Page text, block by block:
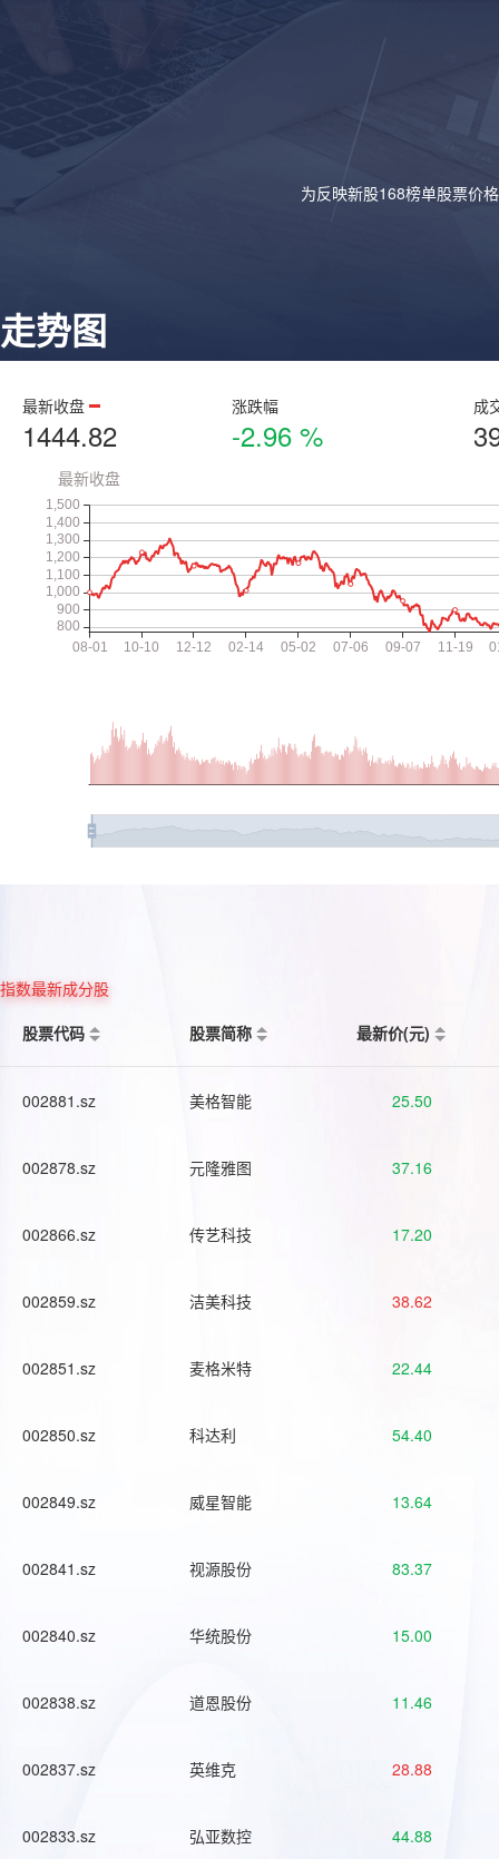
为反映新股168榜单股票价
走势图
最新收盘
1444.82
涨跌幅
-2.96 %
成
指数最新成分股
股票代码
股票简称 最新价(元)
002881.sz 美格智能 25.50
002878.sz 元隆雅图 37.16
002866.sz 传艺科技 17.20
002859.sz 洁美科技 38.62
002851.sz 麦格米特 22.44
002850.sz 科达利 54.40
002849.sz 威星智能 13.64
002841.sz 视源股份 83.37
002840.sz 华统股份 15.00
002838.sz 道恩股份 11.46
002837.sz 英维克 28.88
002833.sz 弘亚数控 44.88